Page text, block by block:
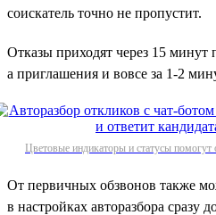
соискатель точно не пропустит.
Отказы приходят через 15 минут
а приглашения и вовсе за 1‑2
Цветовые индикаторы и статусы помогут
От первичных обзвонов также
в настройках авторазбора сразу